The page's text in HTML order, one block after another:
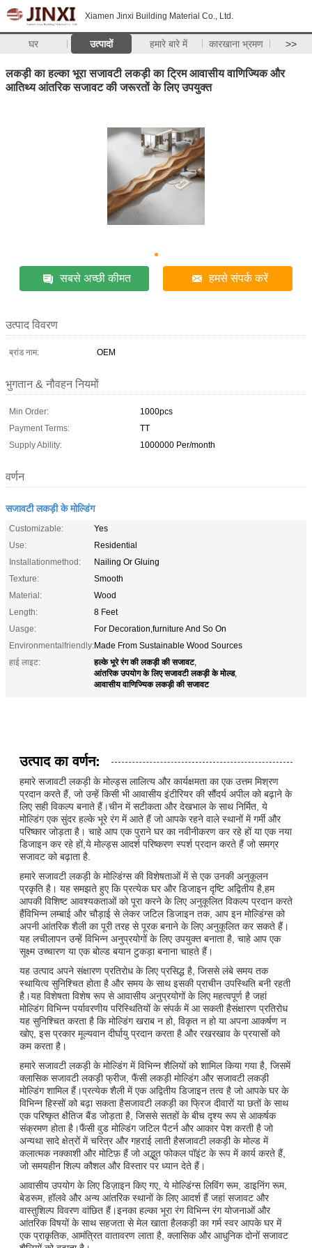
Xiamen Jinxi Building Material Co., Ltd.
घर उत्पादों हमारे बारे में कारखाना भ्रमण >>
लकड़ी का हल्का भूरा सजावटी लकड़ी का ट्रिम आवासीय वाणिज्यिक और
आतिथ्य आंतरिक सजावट की जरूरतों के लिए उपयुक्त
सबसे अच्छी कीमत हमसे संपर्क करें
उत्पाद विवरण
ब्रांड नाम: OEM
भुगतान & नौवहन नियमों
Min Order:
1000pcs
Payment Terms:
TT
Supply Ability:
1000000 Per/month
वर्णन
सजावटी लकड़ी के मोल्डिंग
Customizable:
Yes
Use:
Residential
Installationmethod:
Nailing Or Gluing
Texture:
Smooth
Material:
Wood
Length:
8 Feet
Uasge:
For Decoration,furniture And So On
Environmentalfriendly:Made From Sustainable Wood Sources
हाई लाइट:
हल्के भूरे रंग की लकड़ी की सजावट,
आंतरिक उपयोग के लिए सजावटी लकड़ी के मोल्ड,
आवासीय वाणिज्यिक लकड़ी की सजावट
उत्पाद का वर्णन:
हमारे सजावटी लकड़ी के मोल्ड्स लालित्य और कार्यक्षमता का एक उत्तम मिश्रण
प्रदान करते हैं, जो उन्हें किसी भी आवासीय इंटीरियर की सौंदर्य अपील को बढ़ाने के
लिए सही विकल्प बनाते हैं।चीन में सटीकता और देखभाल के साथ निर्मित, ये
मोल्डिंग एक सुंदर हल्के भूरे रंग में आते हैं जो आपके रहने वाले स्थानों में गर्मी और
परिष्कार जोड़ता है। चाहे आप एक पुराने घर का नवीनीकरण कर रहे हों या एक नया
डिजाइन कर रहे हों,ये मोल्ड्स आदर्श परिष्करण स्पर्श प्रदान करते हैं जो समग्र
सजावट को बढ़ाता है.
हमारे सजावटी लकड़ी के मोल्डिंग्स की विशेषताओं में से एक उनकी अनुकूलन
प्रकृति है। यह समझते हुए कि प्रत्येक घर और डिजाइन दृष्टि अद्वितीय है,हम
आपकी विशिष्ट आवश्यकताओं को पूरा करने के लिए अनुकूलित विकल्प प्रदान करते
हैंविभिन्न लम्बाई और चौड़ाई से लेकर जटिल डिजाइन तक, आप इन मोल्डिंग्स को
अपनी आंतरिक शैली का पूरी तरह से पूरक बनाने के लिए अनुकूलित कर सकते हैं।
यह लचीलापन उन्हें विभिन्न अनुप्रयोगों के लिए उपयुक्त बनाता है, चाहे आप एक
सूक्ष्म उच्चारण या एक बोल्ड बयान टुकड़ा बनाना चाहते हैं।
यह उत्पाद अपने संक्षारण प्रतिरोध के लिए प्रसिद्ध है, जिससे लंबे समय तक
स्थायित्व सुनिश्चित होता है और समय के साथ इसकी प्राचीन उपस्थिति बनी रहती
है।यह विशेषता विशेष रूप से आवासीय अनुप्रयोगों के लिए महत्वपूर्ण है जहां
मोल्डिंग विभिन्न पर्यावरणीय परिस्थितियों के संपर्क में आ सकती हैसंक्षारण प्रतिरोध
यह सुनिश्चित करता है कि मोल्डिंग खराब न हो, विकृत न हो या अपना आकर्षण न
खोए, इस प्रकार मूल्यवान दीर्घायु प्रदान करता है और रखरखाव के प्रयासों को
कम करता है।
हमारे सजावटी लकड़ी के मोल्डिंग में विभिन्न शैलियों को शामिल किया गया है, जिसमें
क्लासिक सजावटी लकड़ी फ्रीज, फैंसी लकड़ी मोल्डिंग और सजावटी लकड़ी
मोल्डिंग शामिल हैं।प्रत्येक शैली में एक अद्वितीय डिजाइन तत्व है जो आपके घर के
विभिन्न हिस्सों को बढ़ा सकता हैसजावटी लकड़ी का फ्रिज दीवारों या छतों के साथ
एक परिष्कृत क्षैतिज बैंड जोड़ता है, जिससे सतहों के बीच दृश्य रूप से आकर्षक
संक्रमण होता है।फैंसी वुड मोल्डिंग जटिल पैटर्न और आकार पेश करती है जो
अन्यथा सादे क्षेत्रों में चरित्र और गहराई लाती हैसजावटी लकड़ी के मोल्ड में
कलात्मक नक्काशी और मोटिफ़ हैं जो अद्भुत फोकल पॉइंट के रूप में कार्य करते हैं,
जो समयहीन शिल्प कौशल और विस्तार पर ध्यान देते हैं।
आवासीय उपयोग के लिए डिज़ाइन किए गए, ये मोल्डिंग्स लिविंग रूम, डाइनिंग रूम,
बेडरूम, हॉलवे और अन्य आंतरिक स्थानों के लिए आदर्श हैं जहां सजावट और
वास्तुशिल्प विवरण वांछित हैं।इनका हल्का भूरा रंग विभिन्न रंग योजनाओं और
आंतरिक विषयों के साथ सहजता से मेल खाता हैलकड़ी का गर्म स्वर आपके घर में
एक प्राकृतिक, आमंत्रित वातावरण लाता है, क्लासिक और आधुनिक दोनों सजावट